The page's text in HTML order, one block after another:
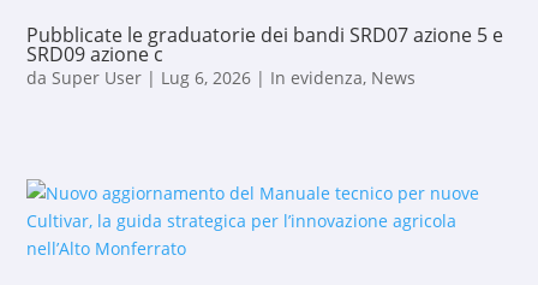
Pubblicate le graduatorie dei bandi SRD07 azione 5 e
SRD09 azione c
da Super User | Lug 6, 2026 | In evidenza, News